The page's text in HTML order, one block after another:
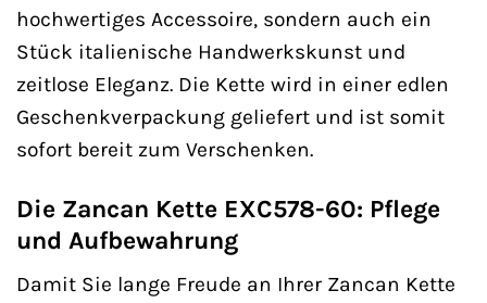
hochwertiges Accessoire, sondern auch ein
Stück italienische Handwerkskunst und
zeitlose Eleganz. Die Kette wird in einer edlen
Geschenkverpackung geliefert und ist somit
sofort bereit zum Verschenken.
Die Zancan Kette EXC578-60: Pflege
und Aufbewahrung
Damit Sie lange Freude an Ihrer Zancan Kette